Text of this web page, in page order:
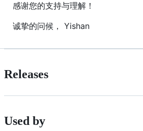
感谢您的支持与理解！
诚挚的问候， Yishan
Releases
Used by